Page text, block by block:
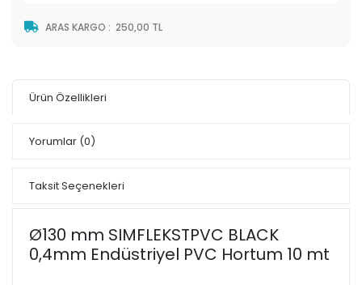
ARAS KARGO : 250,00 TL
Ürün Özellikleri
Yorumlar (0)
Taksit Seçenekleri
Ø130 mm SIMFLEKSTPVC BLACK
0,4mm Endüstriyel PVC Hortum 10 mt